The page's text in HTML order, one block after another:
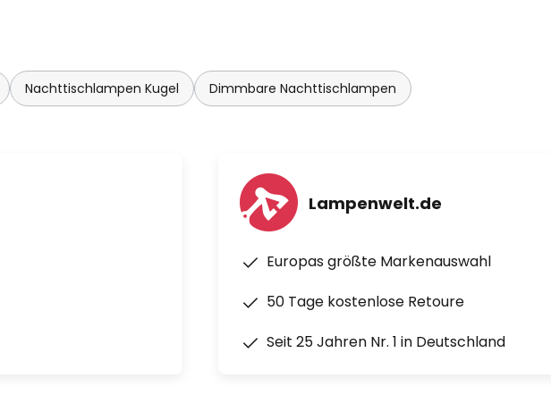
Nachttischlampen Kugel Dimmbare Nachttischlampen
Lampenwelt.de
Europas größte Markenauswahl
50 Tage kostenlose Retoure
Seit 25 Jahren Nr. 1 in Deutschland